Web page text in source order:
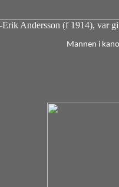
Andersson (f 1914), var
Mannen i